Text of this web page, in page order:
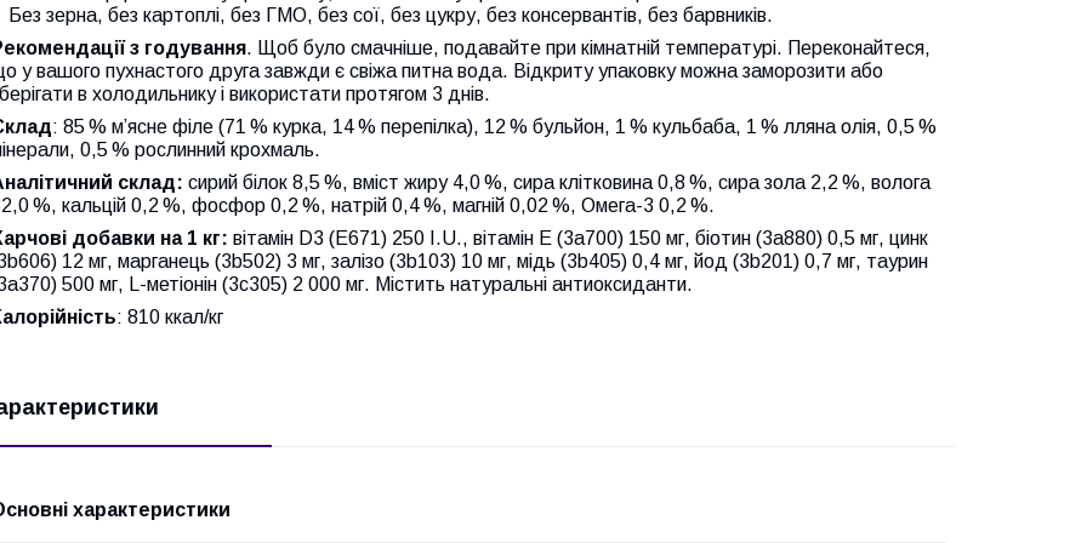
Без зерна, без картоплі, без ГМО, без сої, без цукру, без консервантів, без барвників.
з годування. Щоб було смачніше, подавайте при кімнатній температурі. Переконайтеся,
у вашого пухнастого друга завжди є свіжа питна вода. Відкриту упаковку можна заморозити або
в холодильнику і використати протягом 3 днів.
: 85 % м’ясне філе (71 % курка, 14 % перепілка), 12 % бульйон, 1 % кульбаба, 1 % лляна олія, 0,5 %
0,5 % рослинний крохмаль.
склад: сирий білок 8,5 %, вміст жиру 4,0 %, сира клітковина 0,8 %, сира зола 2,2 %, волога
%, кальцій 0,2 %, фосфор 0,2 %, натрій 0,4 %, магній 0,02 %, Омега-3 0,2 %.
добавки на 1 кг: вітамін D3 (E671) 250 I.U., вітамін E (3a700) 150 мг, біотин (3a880) 0,5 мг, цинк
12 мг, марганець (3b502) 3 мг, залізо (3b103) 10 мг, мідь (3b405) 0,4 мг, йод (3b201) 0,7 мг, таурин
500 мг, L-метіонін (3c305) 2 000 мг. Містить натуральні антиоксиданти.
: 810 ккал/кг
характеристики